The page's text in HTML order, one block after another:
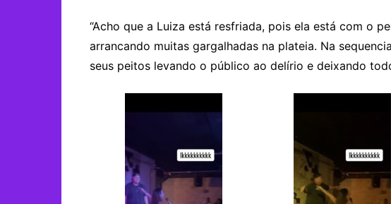
“Acho que a Luiza está resfriada, pois ela está com o
arrancando muitas gargalhadas na plateia. Na
seus peitos levando o público ao delírio e deixando